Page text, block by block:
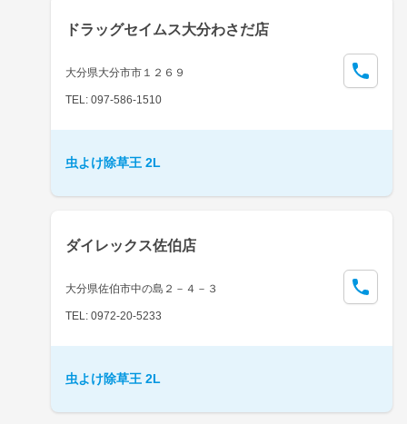
ドラッグセイムス大分わさだ店
大分県大分市市１２６９
TEL: 097-586-1510
虫よけ除草王 2L
ダイレックス佐伯店
大分県佐伯市中の島２－４－３
TEL: 0972-20-5233
虫よけ除草王 2L